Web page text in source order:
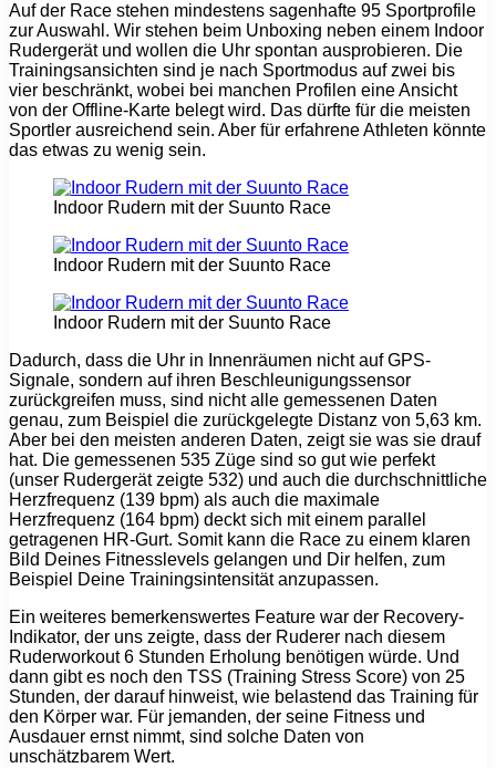
Auf der Race stehen mindestens sagenhafte 95 Sportprofile
zur Auswahl. Wir stehen beim Unboxing neben einem Indoor
Rudergerät und wollen die Uhr spontan ausprobieren. Die
Trainingsansichten sind je nach Sportmodus auf zwei bis
vier beschränkt, wobei bei manchen Profilen eine Ansicht
von der Offline-Karte belegt wird. Das dürfte für die meisten
Sportler ausreichend sein. Aber für erfahrene Athleten könnte
das etwas zu wenig sein.
Indoor Rudern mit der Suunto Race
Indoor Rudern mit der Suunto Race
Indoor Rudern mit der Suunto Race
Dadurch, dass die Uhr in Innenräumen nicht auf GPS-
Signale, sondern auf ihren Beschleunigungssensor
zurückgreifen muss, sind nicht alle gemessenen Daten
genau, zum Beispiel die zurückgelegte Distanz von 5,63 km.
Aber bei den meisten anderen Daten, zeigt sie was sie drauf
hat. Die gemessenen 535 Züge sind so gut wie perfekt
(unser Rudergerät zeigte 532) und auch die durchschnittliche
Herzfrequenz (139 bpm) als auch die maximale
Herzfrequenz (164 bpm) deckt sich mit einem parallel
getragenen HR-Gurt. Somit kann die Race zu einem klaren
Bild Deines Fitnesslevels gelangen und Dir helfen, zum
Beispiel Deine Trainingsintensität anzupassen.
Ein weiteres bemerkenswertes Feature war der Recovery-
Indikator, der uns zeigte, dass der Ruderer nach diesem
Ruderworkout 6 Stunden Erholung benötigen würde. Und
dann gibt es noch den TSS (Training Stress Score) von 25
Stunden, der darauf hinweist, wie belastend das Training für
den Körper war. Für jemanden, der seine Fitness und
Ausdauer ernst nimmt, sind solche Daten von
unschätzbarem Wert.